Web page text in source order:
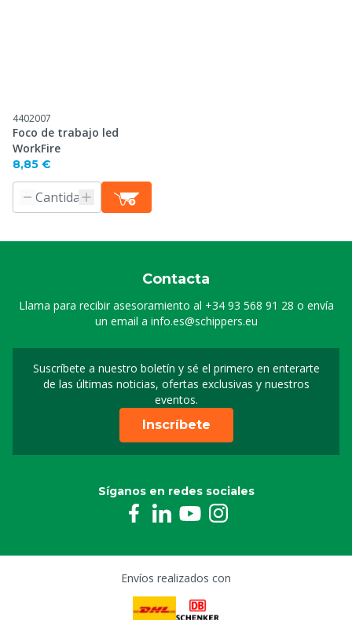
4402007
Foco de trabajo led
WorkFire
8,85 €
Contacta
Llama para recibir asesoramiento al +34 93 568 91 28 o envía
un email a info.es@schippers.eu
Suscríbete a nuestro boletín y sé el primero en enterarte
de las últimas noticias, ofertas exclusivas y nuestros
eventos.
Suscripción a nuestro
Inscríbete
Síganos en redes sociales
Envíos realizados con